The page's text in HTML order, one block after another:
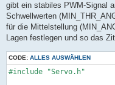
gibt ein stabiles PWM-Signal
Schwellwerten
für die Mittelstellung
Lagen festlegen und so das
CODE: ALLES AUSWÄHLEN
#include "Servo.h"